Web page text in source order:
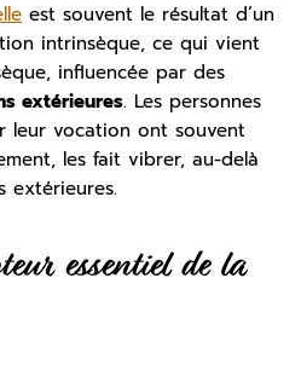
est souvent le résultat d’un
intrinsèque, ce qui vient
influencée par des
extérieures. Les personnes
leur vocation ont souvent
les fait vibrer, au-delà
extérieures.
essentiel de la